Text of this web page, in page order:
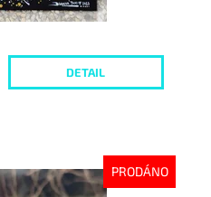
DETAIL
PRODÁNO